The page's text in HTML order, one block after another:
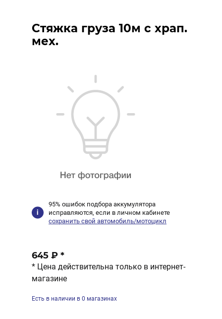
Стяжка груза 10м с храп.
мех.
95% ошибок подбора аккумулятора
исправляются, если в личном кабинете
сохранить свой автомобиль/мотоцикл
645 ₽ *
* Цена действительна только в интернет-
магазине
Есть в наличии в 0 магазинах